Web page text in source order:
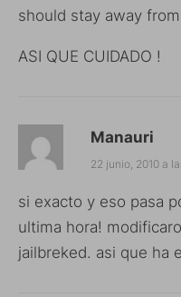
should stay away
ASI QUE CUIDADO !
Manauri
22 junio, 2010 a
si exacto y eso pasa
ultima hora!
jailbreked. asi que ha